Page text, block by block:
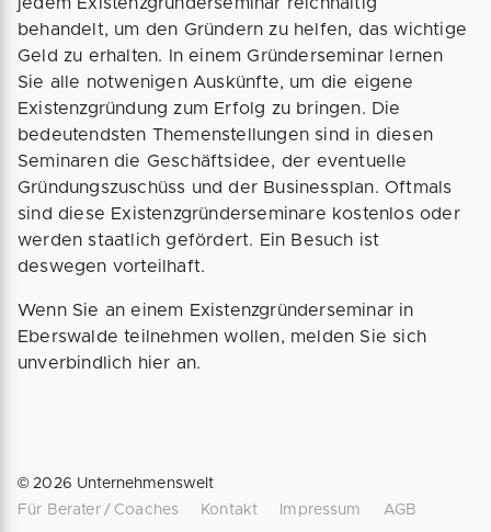
behandelt, um den Gründern zu helfen, das wichtige
Geld zu erhalten. In einem Gründerseminar lernen
Sie alle notwenigen Auskünfte, um die eigene
Existenzgründung zum Erfolg zu bringen. Die
bedeutendsten Themenstellungen sind in diesen
Seminaren die Geschäftsidee, der eventuelle
Gründungszuschüss und der Businessplan. Oftmals
sind diese Existenzgründerseminare kostenlos oder
werden staatlich gefördert. Ein Besuch ist
deswegen vorteilhaft.
Wenn Sie an einem Existenzgründerseminar in
Eberswalde teilnehmen wollen, melden Sie sich
unverbindlich hier an.
©2026 Unternehmenswelt
Für Berater / Coaches
Kontakt Impressum AGB